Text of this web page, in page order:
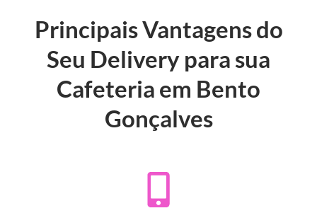
Principais Vantagens do
Seu Delivery para sua
Cafeteria em Bento
Gonçalves